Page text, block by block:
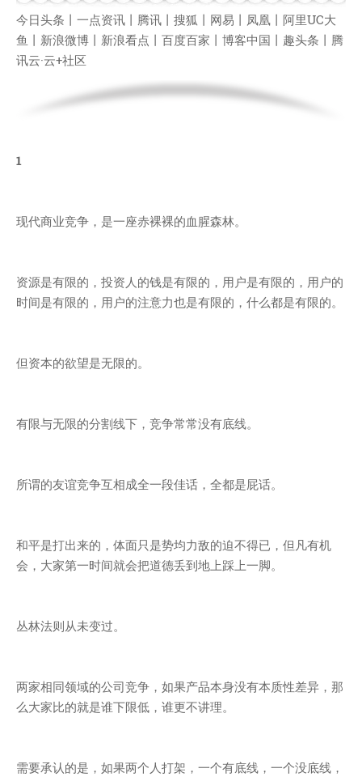
今日头条丨一点资讯丨腾讯丨搜狐丨网易丨凤凰丨阿里UC大
鱼丨新浪微博丨新浪看点丨百度百家丨博客中国丨趣头条丨腾
讯云·云+社区
1
现代商业竞争，是一座赤裸裸的血腥森林。
资源是有限的，投资人的钱是有限的，用户是有限的，用户的
时间是有限的，用户的注意力也是有限的，什么都是有限的。
但资本的欲望是无限的。
有限与无限的分割线下，竞争常常没有底线。
所谓的友谊竞争互相成全一段佳话，全都是屁话。
和平是打出来的，体面只是势均力敌的迫不得已，但凡有机
会，大家第一时间就会把道德丢到地上踩上一脚。
丛林法则从未变过。
两家相同领域的公司竞争，如果产品本身没有本质性差异，那
么大家比的就是谁下限低，谁更不讲理。
需要承认的是，如果两个人打架，一个有底线，一个没底线，